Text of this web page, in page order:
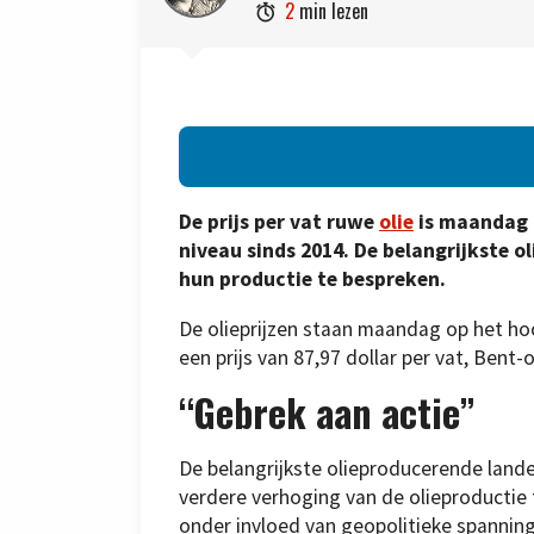
 2 min lezen
De prijs per vat ruwe olie is
niveau sinds 2014. De belangrijkste
hun productie te bespreken.
De olieprijzen staan maandag op het
een prijs van 87,97 dollar per vat,
“Gebrek aan actie”
De belangrijkste olieproducerende
verdere verhoging van de
onder invloed van geopolitieke